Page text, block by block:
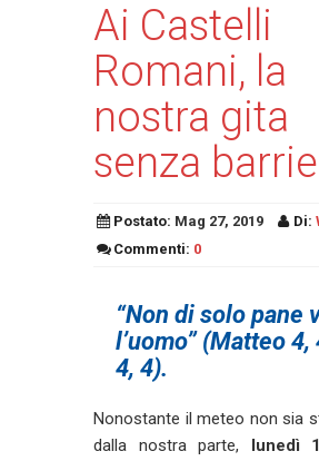
Ai Castelli
Romani, la
nostra gita
senza
Postato: Mag 27, 2019 Di:
Commenti: 0
“Non di solo pane
l’uomo” (Matteo 4,
4, 4).
Nonostante il meteo non sia
dalla nostra parte, lunedì